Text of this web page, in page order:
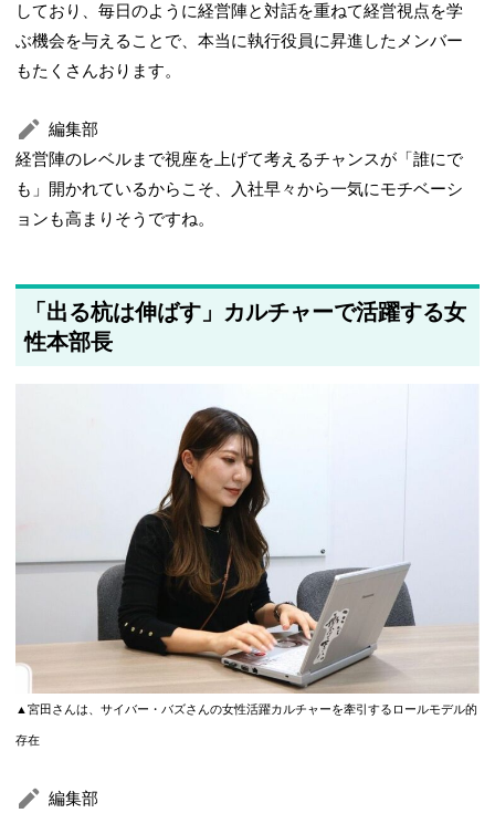
しており、毎日のように経営陣と対話を重ねて経営視点を学
ぶ機会を与えることで、本当に執行役員に昇進したメンバー
もたくさんおります。
編集部
経営陣のレベルまで視座を上げて考えるチャンスが「誰にで
も」開かれているからこそ、入社早々から一気にモチベーシ
ョンも高まりそうですね。
「出る杭は伸ばす」カルチャーで活躍する女
性本部長
▲宮田さんは、サイバー・バズさんの女性活躍カルチャーを牽引するロールモデル的
存在
編集部